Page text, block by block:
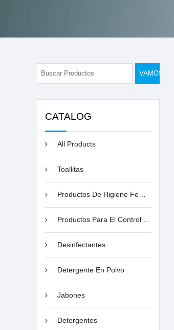
VAMOS
CATALOG
All Products
Toallitas
Productos De Higiene Femenina
Productos Para El Control De Plagas
Desinfectantes
Detergente En Polvo
Jabones
Detergentes